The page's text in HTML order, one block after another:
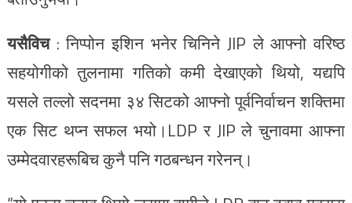
यसैविच: निप्पोन इशिन भनेर चिनिने JIP ले आफ्नो वरिष्ठ
सहयोगीको तुलनामा गतिको कमी देखाएको थियो, यद्यपि
यसले तल्लो सदनमा ३४ सिटको आफ्नो पूर्वनिर्वाचन शक्तिमा
एक सिट थप्न सफल भयो।LDP र JIP ले चुनावमा आफ्ना
उम्मेदवारहरूबिच कुनै पनि गठबन्धन गरेनन्।